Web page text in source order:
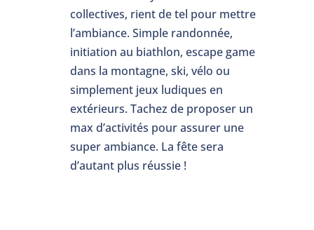
collectives, rient de tel pour mettre
l’ambiance. Simple randonnée,
initiation au biathlon, escape game
dans la montagne, ski, vélo ou
simplement jeux ludiques en
extérieurs. Tachez de proposer un
max d’activités pour assurer une
super ambiance. La fête sera
d’autant plus réussie !